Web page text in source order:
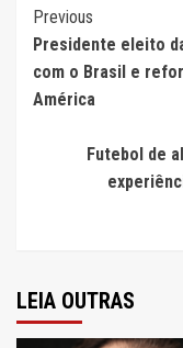
Continue
Reading
Previous
Presidente eleito
com o Brasil e
América
Futebol de
LEIA OUTRAS